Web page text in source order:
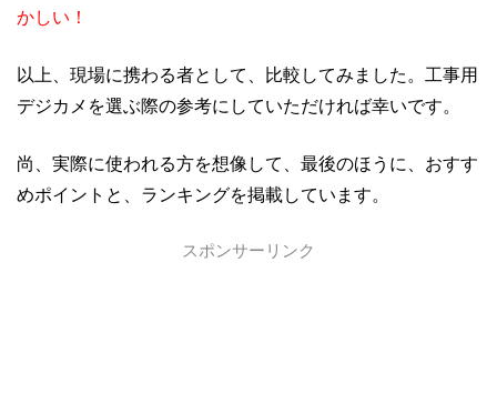
かしい！
以上、現場に携わる者として、比較してみました。工事用
デジカメを選ぶ際の参考にしていただければ幸いです。
尚、実際に使われる方を想像して、最後のほうに、おすす
めポイントと、ランキングを掲載しています。
スポンサーリンク